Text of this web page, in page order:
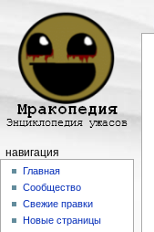
навигация
Главная
Сообщество
Свежие правки
Новые страницы